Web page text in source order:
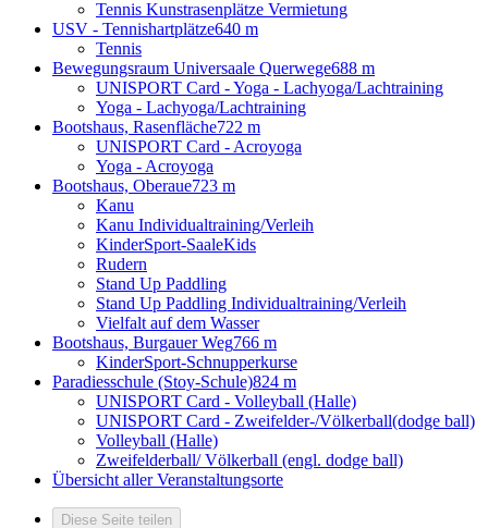
Tennis Kunstrasenplätze Vermietung
USV - Tennishartplätze640 m
Tennis
Bewegungsraum Universaale Querwege688 m
UNISPORT Card - Yoga - Lachyoga/Lachtraining
Yoga - Lachyoga/Lachtraining
Bootshaus, Rasenfläche722 m
UNISPORT Card - Acroyoga
Yoga - Acroyoga
Bootshaus, Oberaue723 m
Kanu
Kanu Individualtraining/Verleih
KinderSport-SaaleKids
Rudern
Stand Up Paddling
Stand Up Paddling Individualtraining/Verleih
Vielfalt auf dem Wasser
Bootshaus, Burgauer Weg766 m
KinderSport-Schnupperkurse
Paradiesschule (Stoy-Schule)824 m
UNISPORT Card - Volleyball (Halle)
UNISPORT Card - Zweifelder-/Völkerball(dodge ball)
Volleyball (Halle)
Zweifelderball/ Völkerball (engl. dodge ball)
Übersicht aller Veranstaltungsorte
Diese Seite teilen